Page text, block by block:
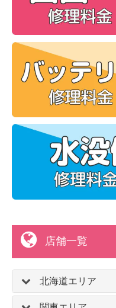
店舗一覧
北海道エリア